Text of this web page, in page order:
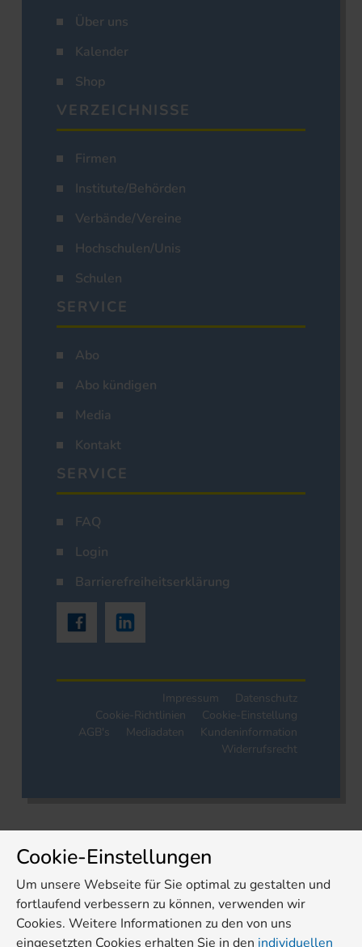
Über uns
Kalender
Shop
VERZEICHNISSE
Firmen
Institute/Behörden
Verbände/Vereine
Hochschulen/Unis
Schulen
SERVICE
Abo
Abo kündigen
Media
Kontakt
SERVICE
FAQ
Login
Barrierefreiheitserklärung
Impressum
Datenschutz
Cookie-Richtlinien
Cookie-Einstellung
AGB's
Mediadaten
Kundeninformation
Widerrufsrecht
Cookie-Einstellungen
Um unsere Webseite für Sie optimal zu gestalten und
fortlaufend verbessern zu können, verwenden wir
Cookies. Weitere Informationen zu den von uns
eingesetzten Cookies erhalten Sie in den individuellen